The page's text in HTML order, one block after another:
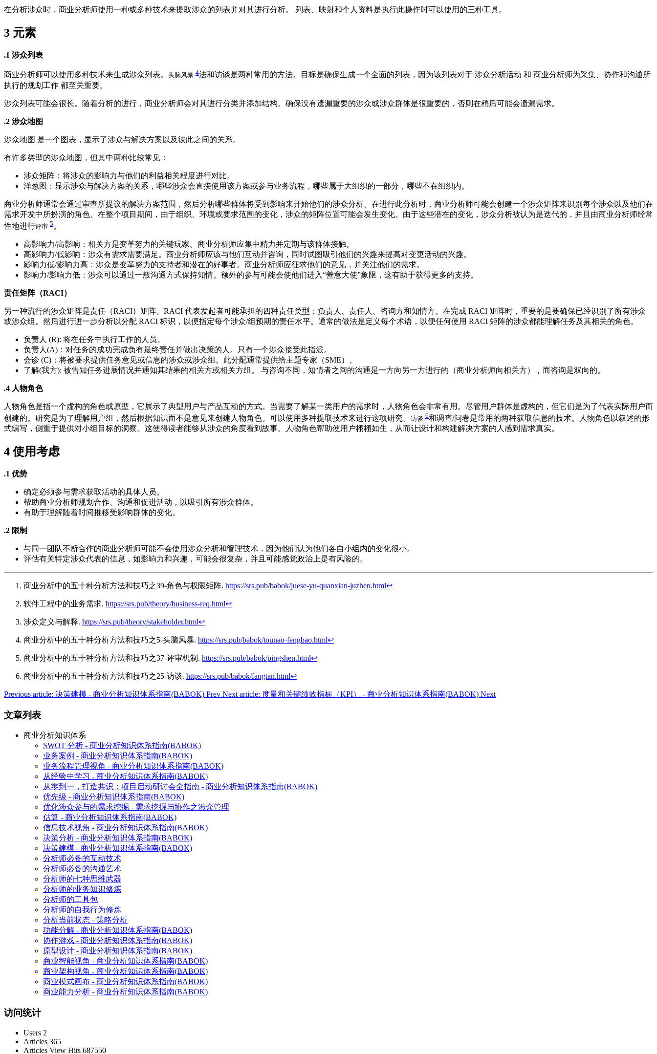
在分析涉众时，商业分析师使用一种或多种技术来提取涉众的列表并对其进行分析。 列表、映射和个人资料是执行此操作时可以使用的三种工具。
3 元素
.1 涉众列表
商业分析师可以使用多种技术来生成涉众列表。 头脑风暴 4法和访谈是两种常用的方法。目标是确保生成一个全面的列表，因为该列表对于 涉众分析活动 和 商业分析师为采集、协作和沟通所
执行的规划工作 都至关重要。
涉众列表可能会很长。随着分析的进行，商业分析师会对其进行分类并添加结构。确保没有遗漏重要的涉众或涉众群体是很重要的，否则在稍后可能会遗漏需求。
.2 涉众地图
涉众地图 是一个图表，显示了涉众与解决方案以及彼此之间的关系。
有许多类型的涉众地图，但其中两种比较常见：
涉众矩阵：将涉众的影响力与他们的利益相关程度进行对比。
洋葱图：显示涉众与解决方案的关系，哪些涉众会直接使用该方案或参与业务流程，哪些属于大组织的一部分，哪些不在组织内。
商业分析师通常会通过审查所提议的解决方案范围，然后分析哪些群体将受到影响来开始他们的涉众分析。在进行此分析时，商业分析师可能会创建一个涉众矩阵来识别每个涉众以及他们在
需求开发中所扮演的角色。在整个项目期间，由于组织、环境或要求范围的变化，涉众的矩阵位置可能会发生变化。由于这些潜在的变化，涉众分析被认为是迭代的，并且由商业分析师经常
性地进行评审 5 。
高影响力/高影响：相关方是变革努力的关键玩家。商业分析师应集中精力并定期与该群体接触。
高影响力/低影响：涉众有需求需要满足。商业分析师应该与他们互动并咨询，同时试图吸引他们的兴趣来提高对变更活动的兴趣。
影响力低/影响力高：涉众是变革努力的支持者和潜在的好事者。商业分析师应征求他们的意见，并关注他们的需求。
影响力/影响力低：涉众可以通过一般沟通方式保持知情。额外的参与可能会使他们进入“善意大使”象限，这有助于获得更多的支持。
责任矩阵（RACI）
另一种流行的涉众矩阵是责任（RACI）矩阵。RACI 代表发起者可能承担的四种责任类型：负责人、责任人、咨询方和知情方。在完成 RACI 矩阵时，重要的是要确保已经识别了所有涉众
或涉众组。然后进行进一步分析以分配 RACI 标识，以便指定每个涉众/组预期的责任水平。通常的做法是定义每个术语，以便任何使用 RACI 矩阵的涉众都能理解任务及其相关的角色。
负责人 (R): 将在任务中执行工作的人员。
负责人(A)：对任务的成功完成负有最终责任并做出决策的人。只有一个涉众接受此指派。
会诊 (C)：将被要求提供任务意见或信息的涉众或涉众组。此分配通常提供给主题专家（SME）。
了解(我方): 被告知任务进展情况并通知其结果的相关方或相关方组。 与咨询不同，知情者之间的沟通是一方向另一方进行的（商业分析师向相关方），而咨询是双向的。
.4 人物角色
人物角色是指一个虚构的角色或原型，它展示了典型用户与产品互动的方式。当需要了解某一类用户的需求时，人物角色会非常有用。尽管用户群体是虚构的，但它们是为了代表实际用户而
创建的。研究是为了理解用户组，然后根据知识而不是意见来创建人物角色。可以使用多种提取技术来进行这项研究。 访谈 6和调查/问卷是常用的两种获取信息的技术。人物角色以叙述的形
式编写，侧重于提供对小组目标的洞察。这使得读者能够从涉众的角度看到故事。人物角色帮助使用户栩栩如生，从而让设计和构建解决方案的人感到需求真实。
4使用考虑
.1 优势
确定必须参与需求获取活动的具体人员。
帮助商业分析师规划合作、沟通和促进活动，以吸引所有涉众群体。
有助于理解随着时间推移受影响群体的变化。
.2 限制
与同一团队不断合作的商业分析师可能不会使用涉众分析和管理技术，因为他们认为他们各自小组内的变化很小。
评估有关特定涉众代表的信息，如影响力和兴趣，可能会很复杂，并且可能感觉政治上是有风险的。
商业分析中的五十种分析方法和技巧之39-角色与权限矩阵. https://srs.pub/babok/juese-yu-quanxian-juzhen.html↩︎
软件工程中的业务需求. https://srs.pub/theory/business-req.html↩︎
涉众定义与解释. https://srs.pub/theory/stakeholder.html↩︎
商业分析中的五十种分析方法和技巧之5-头脑风暴. https://srs.pub/babok/tounao-fengbao.html↩︎
商业分析中的五十种分析方法和技巧之37-评审机制. https://srs.pub/babok/pingshen.html↩︎
商业分析中的五十种分析方法和技巧之25-访谈. https://srs.pub/babok/fangtan.html↩︎
Previous article: 决策建模 - 商业分析知识体系指南(BABOK) Prev Next article: 度量和关键绩效指标（KPI） - 商业分析知识体系指南(BABOK) Next
文章列表
商业分析知识体系
SWOT 分析 - 商业分析知识体系指南(BABOK)
业务案例 - 商业分析知识体系指南(BABOK)
业务流程管理视角 - 商业分析知识体系指南(BABOK)
从经验中学习 - 商业分析知识体系指南(BABOK)
从零到一，打造共识：项目启动研讨会全指南 - 商业分析知识体系指南(BABOK)
优先级 - 商业分析知识体系指南(BABOK)
优化涉众参与的需求挖掘 - 需求挖掘与协作之涉众管理
估算 - 商业分析知识体系指南(BABOK)
信息技术视角 - 商业分析知识体系指南(BABOK)
决策分析 - 商业分析知识体系指南(BABOK)
决策建模 - 商业分析知识体系指南(BABOK)
分析师必备的互动技术
分析师必备的沟通艺术
分析师的七种思维武器
分析师的业务知识修炼
分析师的工具包
分析师的自我行为修炼
分析当前状态 - 策略分析
功能分解 - 商业分析知识体系指南(BABOK)
协作游戏 - 商业分析知识体系指南(BABOK)
原型设计 - 商业分析知识体系指南(BABOK)
商业智能视角 - 商业分析知识体系指南(BABOK)
商业架构视角 - 商业分析知识体系指南(BABOK)
商业模式画布 - 商业分析知识体系指南(BABOK)
商业能力分析 - 商业分析知识体系指南(BABOK)
访问统计
Users 2
Articles 365
Articles View Hits 687550